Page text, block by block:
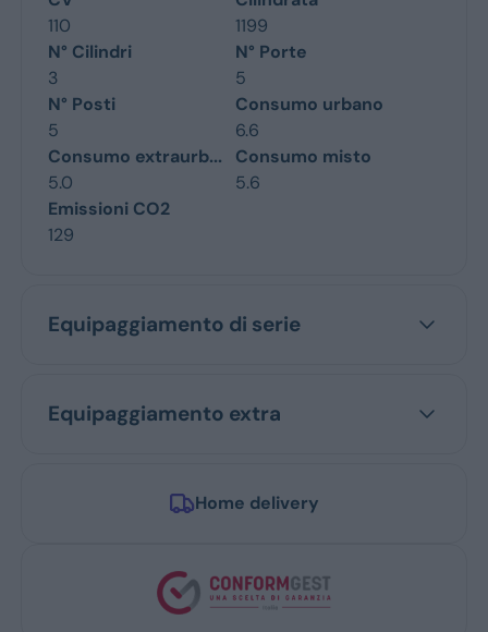
110
1199
N° Cilindri
3
N° Porte
5
N° Posti
5
Consumo urbano
6.6
Consumo extraurb...
5.0
Consumo misto
5.6
Emissioni CO2
129
Equipaggiamento di serie
Equipaggiamento extra
Home delivery